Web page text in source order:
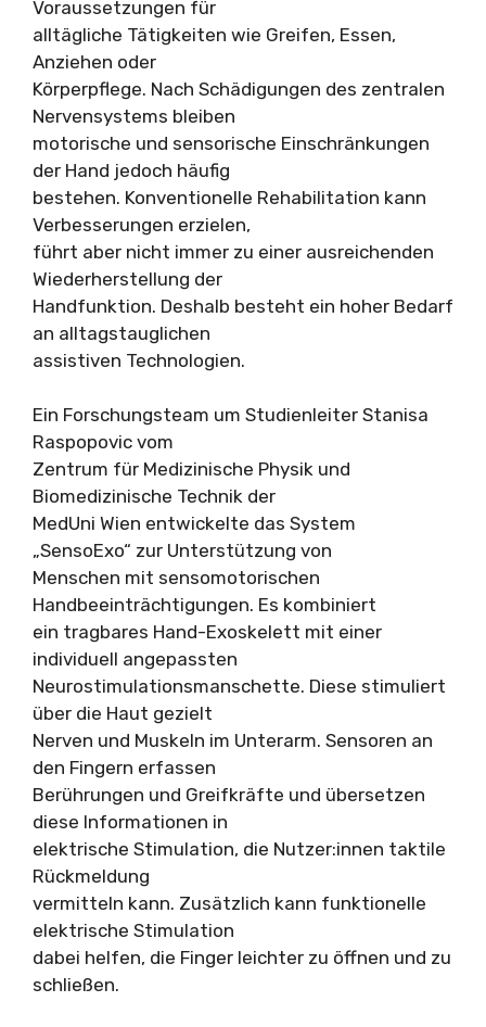
Voraussetzungen für
alltägliche Tätigkeiten wie Greifen, Essen,
Anziehen oder
Körperpflege. Nach Schädigungen des zentralen
Nervensystems bleiben
motorische und sensorische Einschränkungen
der Hand jedoch häufig
bestehen. Konventionelle Rehabilitation kann
Verbesserungen erzielen,
führt aber nicht immer zu einer ausreichenden
Wiederherstellung der
Handfunktion. Deshalb besteht ein hoher Bedarf
an alltagstauglichen
assistiven Technologien.
Ein Forschungsteam um Studienleiter Stanisa
Raspopovic vom
Zentrum für Medizinische Physik und
Biomedizinische Technik der
MedUni Wien entwickelte das System
„SensoExo“ zur Unterstützung von
Menschen mit sensomotorischen
Handbeeinträchtigungen. Es kombiniert
ein tragbares Hand-Exoskelett mit einer
individuell angepassten
Neurostimulationsmanschette. Diese stimuliert
über die Haut gezielt
Nerven und Muskeln im Unterarm. Sensoren an
den Fingern erfassen
Berührungen und Greifkräfte und übersetzen
diese Informationen in
elektrische Stimulation, die Nutzer:innen taktile
Rückmeldung
vermitteln kann. Zusätzlich kann funktionelle
elektrische Stimulation
dabei helfen, die Finger leichter zu öffnen und zu
schließen.